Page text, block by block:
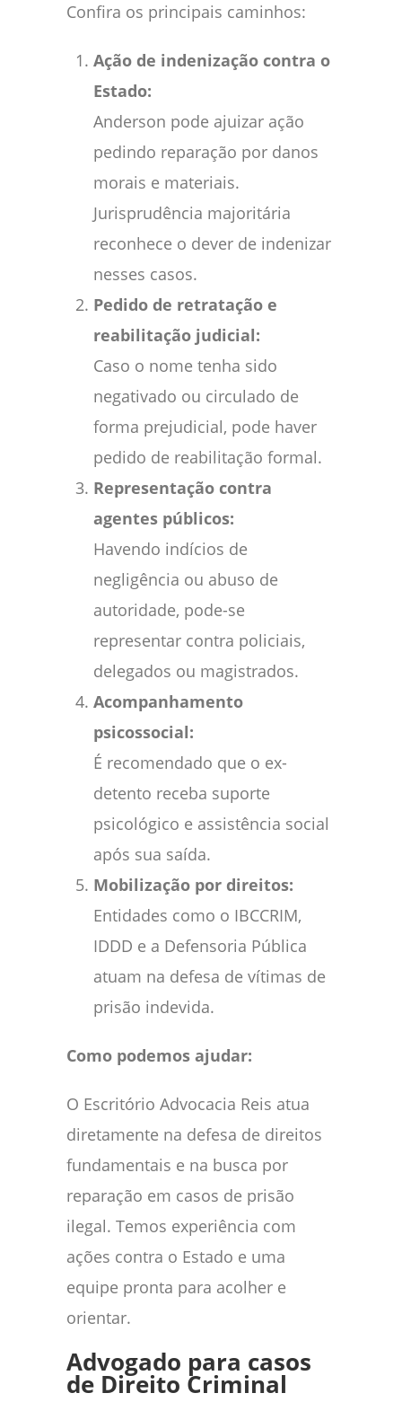
Confira os principais caminhos:
Ação de indenização contra o
Estado:
Anderson pode ajuizar ação
pedindo reparação por danos
morais e materiais.
Jurisprudência majoritária
reconhece o dever de indenizar
nesses casos.
Pedido de retratação e
reabilitação judicial:
Caso o nome tenha sido
negativado ou circulado de
forma prejudicial, pode haver
pedido de reabilitação formal.
Representação contra
agentes públicos:
Havendo indícios de
negligência ou abuso de
autoridade, pode-se
representar contra policiais,
delegados ou magistrados.
Acompanhamento
psicossocial:
É recomendado que o ex-
detento receba suporte
psicológico e assistência social
após sua saída.
Mobilização por direitos:
Entidades como o IBCCRIM,
IDDD e a Defensoria Pública
atuam na defesa de vítimas de
prisão indevida.
Como podemos ajudar:
O Escritório Advocacia Reis atua
diretamente na defesa de direitos
fundamentais e na busca por
reparação em casos de prisão
ilegal. Temos experiência com
ações contra o Estado e uma
equipe pronta para acolher e
orientar.
Advogado para casos
de Direito Criminal